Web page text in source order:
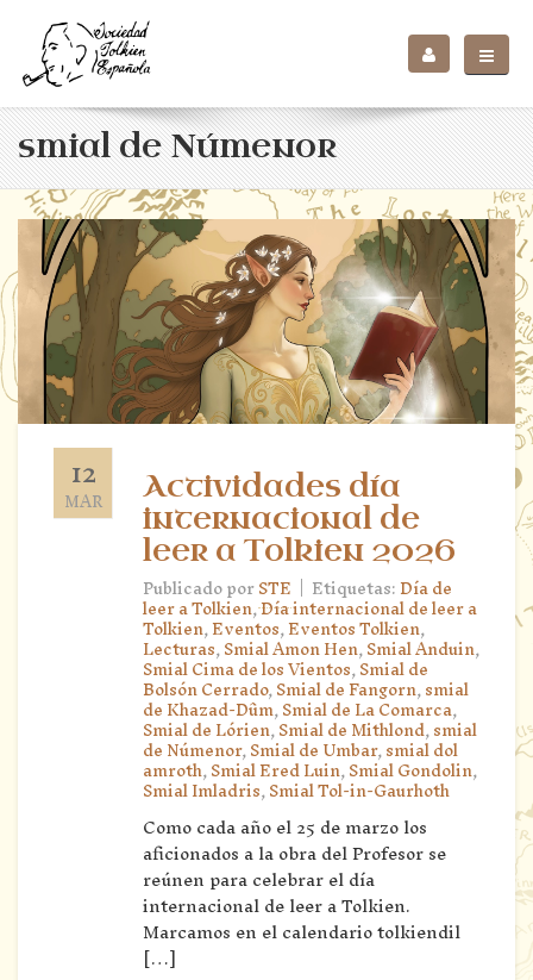
smial de Númenor
12
MAR
Actividades día
internacional de
leer a Tolkien 2026
Publicado porSTE | Etiquetas:Día de
leer a Tolkien,Día internacional de leer a
Tolkien,Eventos,Eventos Tolkien,
Lecturas,Smial Amon Hen,Smial Anduin,
Smial Cima de los Vientos,Smial de
Bolsón Cerrado,Smial de Fangorn,smial
de Khazad-Dûm,Smial de La Comarca,
Smial de Lórien,Smial de Mithlond,smial
de Númenor,Smial de Umbar,smial dol
amroth,Smial Ered Luin,Smial Gondolin,
Smial Imladris,Smial Tol-in-Gaurhoth
Como cada año el 25 de marzo los
aficionados a la obra del Profesor se
reúnen para celebrar el día
internacional de leer a Tolkien.
Marcamos en el calendario tolkiendil
[…]